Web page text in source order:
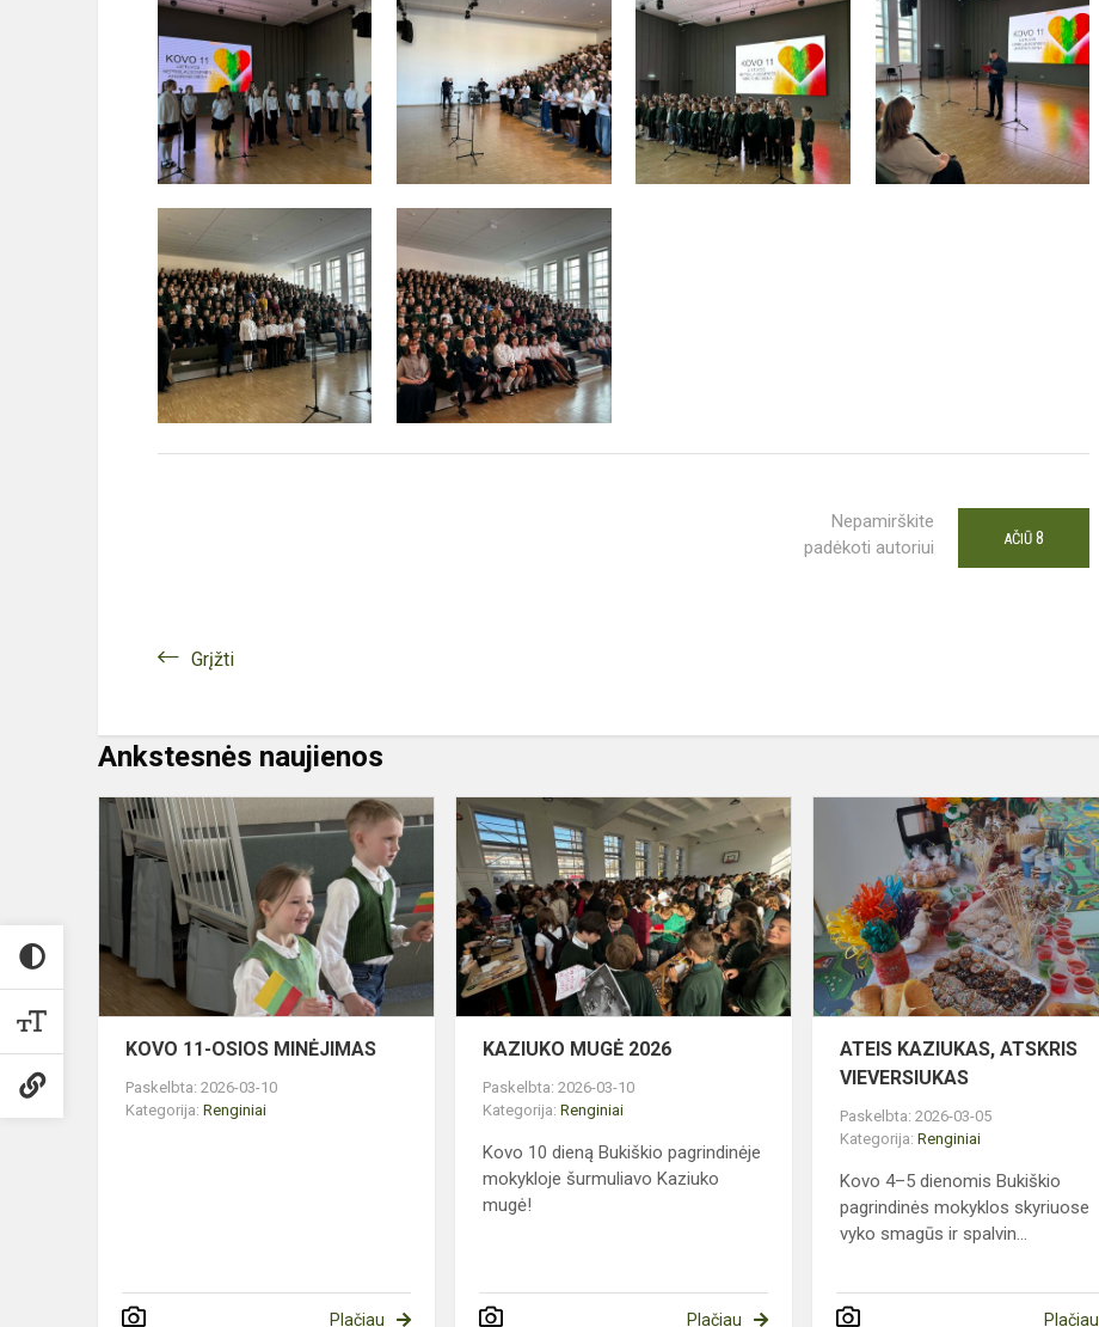
Nepamirškite
padėkoti autoriui
AČIŪ 8
Grįžti
Ankstesnės naujienos
KOVO
OSIOS
MINĖJIMAS
KOVO 11-OSIOS MINĖJIMAS
Paskelbta: 2026-03-10
Kategorija: Renginiai
Plačiau
KAZIUKO
MUGĖ
2026
KAZIUKO MUGĖ 2026
Paskelbta: 2026-03-10
Kategorija:Renginiai
Kovo 10 dieną Bukiškio pagrindinėje
mokykloje šurmuliavo Kaziuko
mugė!
Plačiau
ATEIS KAZIUKAS, ATSKRIS
VIEVERSIUKAS
Paskelbta: 2026-03-05
Kategorija:Renginiai
Kovo 4–5 dienomis Bukiškio
pagrindinės mokyklos skyriuose
vyko smagūs ir spalvin...
Plačiau